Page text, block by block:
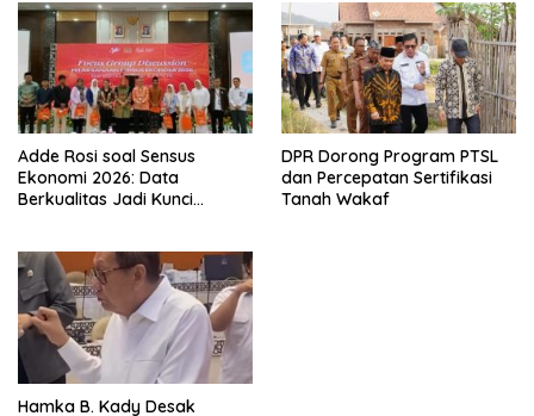
Adde Rosi soal Sensus
Ekonomi 2026: Data
Berkualitas Jadi Kunci
DPR Dorong Program PTSL
dan Percepatan Sertifikasi
Tanah Wakaf
Hamka B. Kady Desak